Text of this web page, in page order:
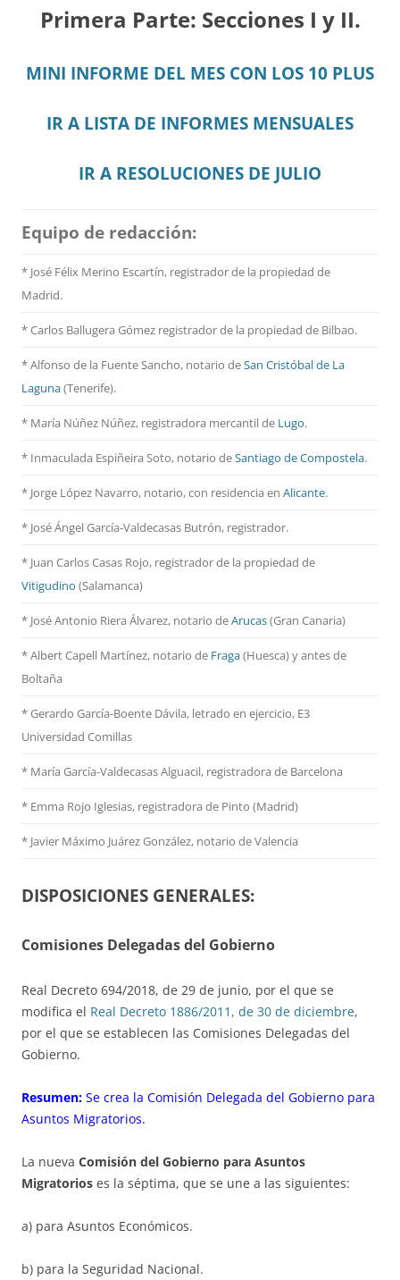
Primera Parte: Secciones I y II.
MINI INFORME DEL MES CON LOS 10 PLUS
IR A LISTA DE INFORMES MENSUALES
IR A RESOLUCIONES DE JULIO
Equipo de redacción:
* José Félix Merino Escartín, registrador de la propiedad de
Madrid.
* Carlos Ballugera Gómez registrador de la propiedad de Bilbao.
* Alfonso de la Fuente Sancho, notario deSan Cristóbal de La
Laguna(Tenerife).
* María Núñez Núñez, registradora mercantil de Lugo.
* Inmaculada Espiñeira Soto, notario deSantiago de Compostela.
* Jorge López Navarro, notario, con residencia en Alicante.
* José Ángel García-Valdecasas Butrón, registrador.
* Juan Carlos Casas Rojo, registrador de la propiedad de
Vitigudino (Salamanca)
* José Antonio Riera Álvarez, notario deArucas(Gran Canaria)
* Albert Capell Martínez, notario de Fraga(Huesca) y antes de
Boltaña
* Gerardo García-Boente Dávila, letrado en ejercicio, E3
Universidad Comillas
* María García-Valdecasas Alguacil, registradora de Barcelona
* Emma Rojo Iglesias, registradora de Pinto (Madrid)
* Javier Máximo Juárez González, notario de Valencia
DISPOSICIONES GENERALES:
Comisiones Delegadas del Gobierno
Real Decreto 694/2018, de 29 de junio, por el que se
modifica el Real Decreto 1886/2011, de 30 de diciembre,
por el que se establecen las Comisiones Delegadas del
Gobierno.
Resumen: Se crea la Comisión Delegada del Gobierno para
Asuntos Migratorios.
La nueva Comisión del Gobierno para Asuntos
Migratorios es la séptima, que se une a las siguientes:
a) para Asuntos Económicos.
b) para la Seguridad Nacional.